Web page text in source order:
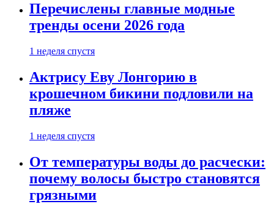
Перечислены главные модные
тренды осени 2026 года
1 неделя спустя
Актрису Еву Лонгорию в
крошечном бикини подловили на
пляже
1 неделя спустя
От температуры воды до расчески:
почему волосы быстро становятся
грязными